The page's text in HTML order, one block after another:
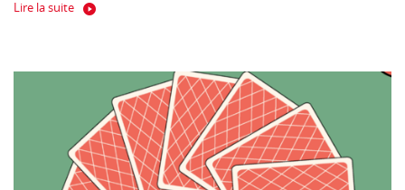
Lire la suite